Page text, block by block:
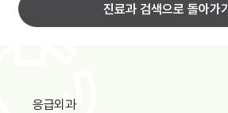
응급진료
진료과 검색으로 돌아가기
응급외과